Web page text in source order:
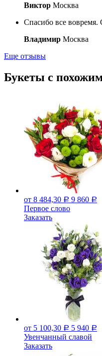
Виктор Москва
Спасибо все вовремя.
Владимир Москва
Еще отзывы
Букеты с
от 8 484,30 Р 9 860 Р
Первое слово
Заказать
от 5 100,30 Р 5 940 Р
Увенчанный славой
Заказать